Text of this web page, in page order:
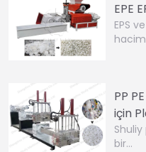
EPE
EPS
PP
için
bir…